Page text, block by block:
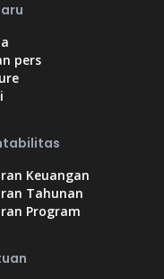
pers
Keuangan
Tahunan
Program